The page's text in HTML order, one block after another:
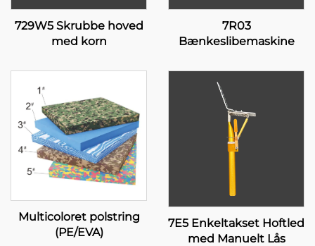
729W5 Skrubbe hoved
med korn
7R03
Bænkeslibemaskine
Multicoloret polstring
(PE/EVA)
7E5 Enkeltakset Hoftled
med Manuelt Lås